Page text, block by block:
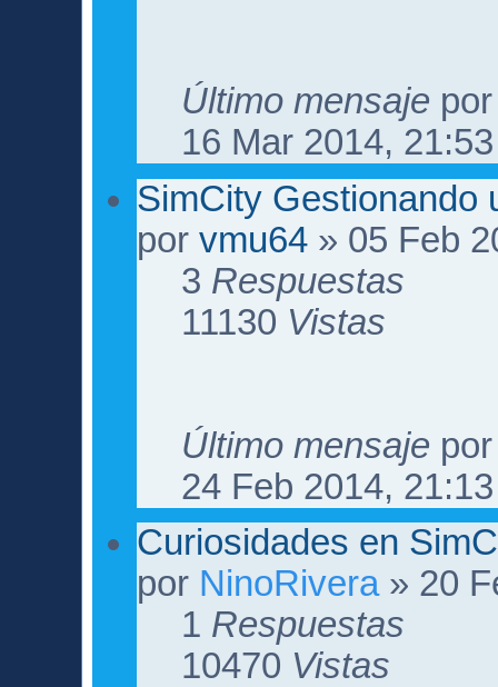
Último mensaje
16 Mar 2014, 21:53
SimCity Gestionando
porvmu64 » 05 Feb
3 Respuestas
11130 Vistas
Último mensaje
24 Feb 2014, 21:13
Curiosidades en
por NinoRivera» 20
1 Respuestas
10470 Vistas